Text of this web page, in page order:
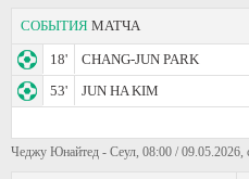
СОБЫТИЯ МАТЧА
18'
CHANG-JUN PARK
53'
JUN HA KIM
Чеджу Юнайтед - Сеул, 08:00 / 09.05.2026,